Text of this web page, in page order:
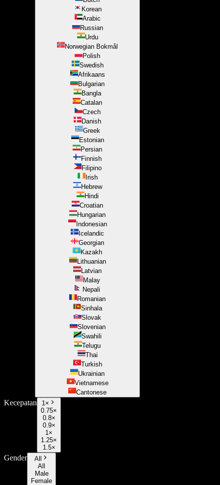
Korean
Arabic
Russian
Urdu
Norwegian Bokmål
Polish
Swedish
Afrikaans
Bulgarian
Bangla
Catalan
Czech
Danish
Greek
Estonian
Persian
Finnish
Filipino
Irish
Hebrew
Hindi
Croatian
Hungarian
Indonesian
Icelandic
Georgian
Kazakh
Lithuanian
Latvian
Malay
Nepali
Romanian
Sinhala
Slovak
Slovenian
Swahili
Telugu
Thai
Turkish
Ukrainian
Vietnamese
Cantonese
Kecepatan 1×
0.75×
0.8×
0.9×
1×
1.25×
1.5×
Gender
All
All
Male
Female